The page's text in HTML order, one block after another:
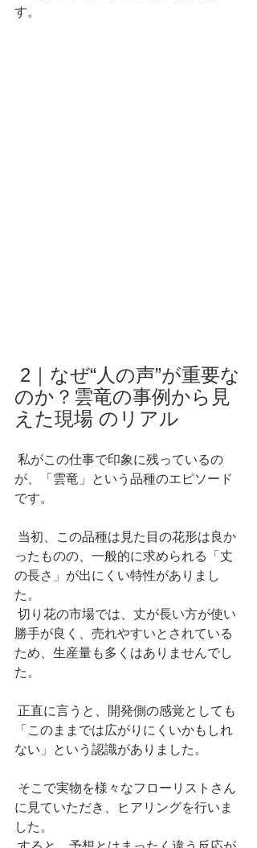
す。
のか？雲竜の事例から見
えた現場 のリアル
が、「雲竜」という品種のエピソード
です。
ったものの、一般的に求められる「丈
の長さ」が出にくい特性がありまし
た。
勝手が良く、売れやすいとされている
ため、生産量も多くはありませんでし
た。
「このままでは広がりにくいかもしれ
ない」という認識がありました。
に見ていただき、ヒアリングを行いま
した。